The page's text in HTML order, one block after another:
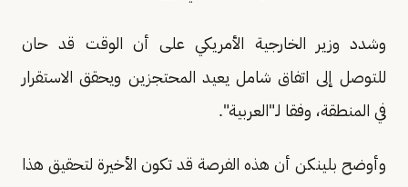
وشدد وزير الخارجية الأمريكي على أن الوقت قد حان
للتوصل إلى اتفاق شامل يعيد المحتجزين ويحقق الاستقرار
في المنطقة، وفقا لـ"العربية".
وأوضح بلينكن أن هذه الفرصة قد تكون الأخيرة لتحقيق هذا